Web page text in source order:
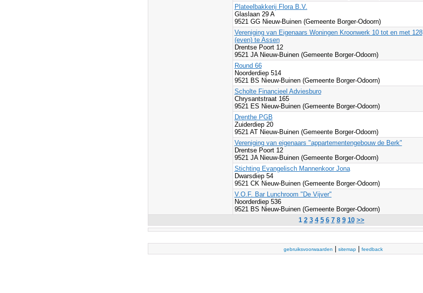
Plateelbakkerij Flora B.V.
Glaslaan 29 A
9521 GG Nieuw-Buinen (Gemeente Borger-Odoorn)
Vereniging van Eigenaars Woningen Kroonwerk 10 tot en met 128
(even) te Assen
Drentse Poort 12
9521 JA Nieuw-Buinen (Gemeente Borger-Odoorn)
Round 66
Noorderdiep 514
9521 BS Nieuw-Buinen (Gemeente Borger-Odoorn)
Scholte Financieel Adviesburo
Chrysantstraat 165
9521 ES Nieuw-Buinen (Gemeente Borger-Odoorn)
Drenthe PGB
Zuiderdiep 20
9521 AT Nieuw-Buinen (Gemeente Borger-Odoorn)
Vereniging van eigenaars "appartementengebouw de Berk"
Drentse Poort 12
9521 JA Nieuw-Buinen (Gemeente Borger-Odoorn)
Stichting Evangelisch Mannenkoor Jona
Dwarsdiep 54
9521 CK Nieuw-Buinen (Gemeente Borger-Odoorn)
V.O.F. Bar Lunchroom "De Vijver"
Noorderdiep 536
9521 BS Nieuw-Buinen (Gemeente Borger-Odoorn)
1 2 3 4 5 6 7 8 9 10 >>
gebruiksvoorwaarden sitemap feedback